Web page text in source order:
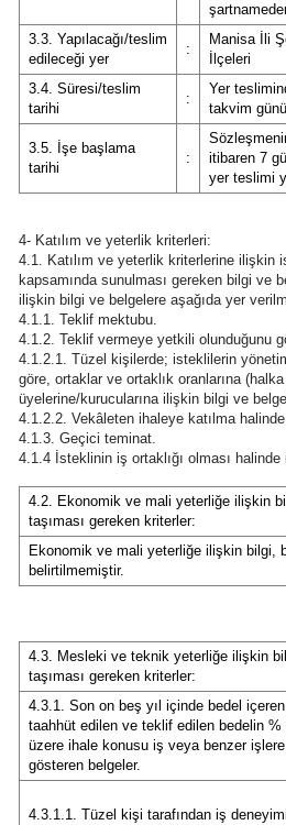
3.3. Yapılacağı/teslim
edileceği yer
:
Manisa İli
İlçeleri
3.4. Süresi/teslim
tarihi
:
Yer
takvim
3.5. İşe başlama
tarihi
:
itibaren 7
yer teslimi
4- Katılım ve yeterlik kriterleri:
4.1. Katılım ve yeterlik kriterlerine ilişkin
kapsamında sunulması gereken bilgi ve
ilişkin bilgi ve belgelere aşağıda yer
4.1.1. Teklif mektubu.
4.1.2. Teklif vermeye yetkili olunduğunu
4.1.2.1. Tüzel kişilerde; isteklilerin
göre, ortaklar ve ortaklık oranlarına
üyelerine/kurucularına ilişkin bilgi ve
4.1.2.2. Vekâleten ihaleye katılma
4.1.3. Geçici teminat.
4.1.4 İsteklinin iş ortaklığı olması halinde
4.2. Ekonomik ve mali yeterliğe ilişkin
taşıması gereken kriterler:
Ekonomik ve mali yeterliğe ilişkin bilgi,
belirtilmemiştir.
4.3. Mesleki ve teknik yeterliğe ilişkin
taşıması gereken kriterler:
4.3.1. Son on beş yıl içinde bedel
taahhüt edilen ve teklif edilen bedelin %
üzere ihale konusu iş veya benzer
gösteren belgeler.
4.3.1.1. Tüzel kişi tarafından iş